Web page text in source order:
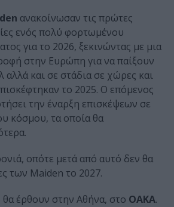
ανακοίνωσαν τις πρώτες
ενός πολύ φορτωμένου
για το 2026, ξεκινώντας με μια
στην Ευρώπη για να παίξουν
αλλά και σε στάδια σε χώρες και
το 2025. Ο επόμενος
την έναρξη επισκέψεων σε
κόσμου, τα οποία θα
οπότε μετά από αυτό δεν θα
των Maiden το 2027.
έρθουν στην Αθήνα, στο ΟΑΚΑ.